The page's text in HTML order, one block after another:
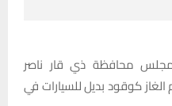
محافظة ذي قار ناصر
كوقود بديل للسيارات في